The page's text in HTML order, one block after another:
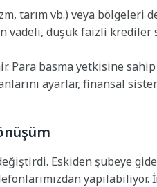
tarım vb.) veya bölgeleri
vadeli, düşük faizli krediler
Para basma yetkisine
ayarlar, finansal
Eskiden şubeye
yapılabiliyor.